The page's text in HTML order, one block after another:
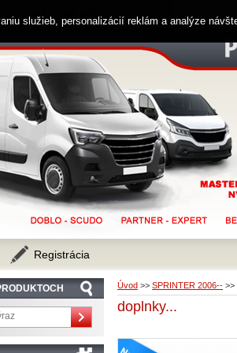
Úvod >> SPRINTER 2006-- >>
doplnky...
linka 0914 238 482
Registrácia
služieb, personalizácií reklám a analýze